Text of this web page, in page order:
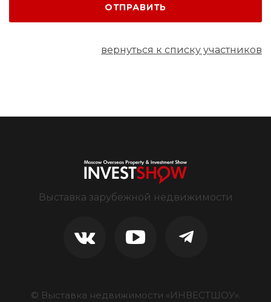
ОТПРАВИТЬ
вернуться к списку участников
Выставка зарубежной недвижимости
© Выставка недвижимости «ИНВЕСТШОУ».